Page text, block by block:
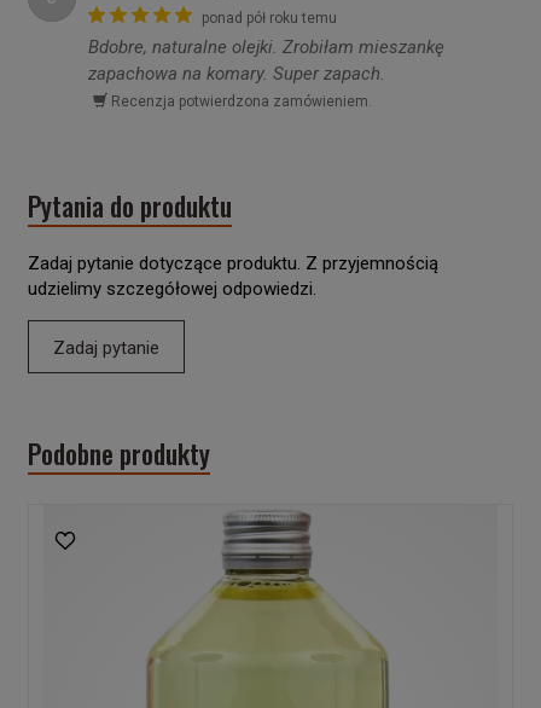
ponad pół roku temu
Bdobre, naturalne olejki. Zrobiłam mieszankę
zapachowa na komary. Super zapach.
Recenzja potwierdzona zamówieniem.
Pytania do produktu
Zadaj pytanie dotyczące produktu. Z przyjemnością
udzielimy szczegółowej odpowiedzi.
Zadaj pytanie
Podobne produkty